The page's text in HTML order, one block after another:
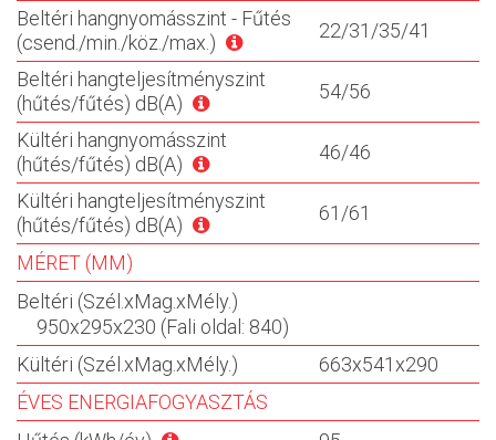
Beltéri hangnyomásszint - Fűtés
(csend./min./köz./max.)
22/31/35/41
Beltéri hangteljesítményszint
(hűtés/fűtés) dB(A)
54/56
Kültéri hangnyomásszint
(hűtés/fűtés) dB(A)
46/46
Kültéri hangteljesítményszint
(hűtés/fűtés) dB(A)
61/61
MÉRET (MM)
Beltéri (Szél.xMag.xMély.)
950x295x230 (Fali oldal: 840)
Kültéri (Szél.xMag.xMély.)
663x541x290
ÉVES ENERGIAFOGYASZTÁS